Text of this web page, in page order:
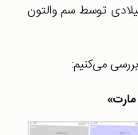
است. این شرکت در سال ۱۹۶۲ میلادی توسط سم والتون
می‌کنیم: